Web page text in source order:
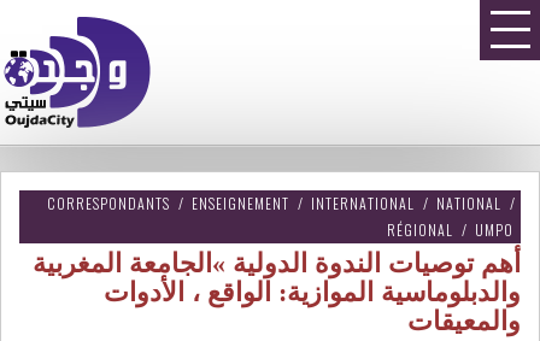
CORRESPONDANTS / ENSEIGNEMENT / INTERNATIONAL / NATIONAL
/
RÉGIONAL
/ UMPO
أهم توصيات الندوة الدولية »الجامعة المغربية
والدبلوماسية الموازية: الواقع ، الأدوات
والمعيقات